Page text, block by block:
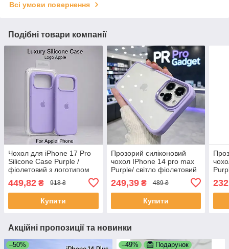
Всі умови повернення
Подібні товари компанії
Чохол для iPhone 17 Pro
Silicone Case Purple /
фіолетовий з логотипом
soft-touch, у оригінальній
упаковці
449,82 ₴ 918 ₴
Купити
Прозорий силіконовий
чохол IPhone 14 pro max
Purple/ світло фіолетовий
249,39₴ 489 ₴
Купити
232
Акційні пропозиції та новинки
–50% –49% Подарунок